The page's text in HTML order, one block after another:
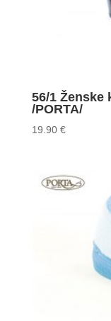
56/1 Ženske
/PORTA/
19.90 €